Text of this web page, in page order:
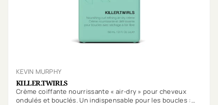
KEVIN MURPHY
KILLER.TWIRLS
Crème coiffante nourrissante « air-dry » pour cheveux
ondulés et bouclés. Un indispensable pour les boucles :